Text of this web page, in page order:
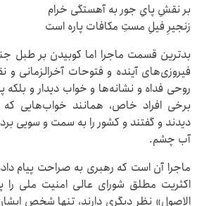
بر نقشِ پایِ جور به آهستگی خرام
زنجیرِ فیلِ مستِ مکافات پاره است
بدترین قسمت ماجرا اما کوبیدن بر طبل
فیروزی‌های آینده و فتوحات
روحی فداه و نشانه‌ها و خواب دیدار و بلکه
برخی افراد خاص، همانند خواب‌هایی که
دیدند و گفتند و کشور را به سمت و سویی
آب چشم.
ماجرا آن است که رهبری به صراحت پیام
اکثریت مطلق شورای عالی امنیت ملی را
الاصول» نظر دیگری دارند، تنها شخص